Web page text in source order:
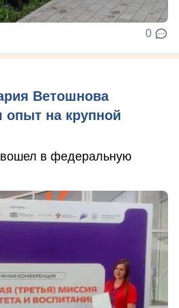
0
Ветошнова
опыт на крупной
в федеральную